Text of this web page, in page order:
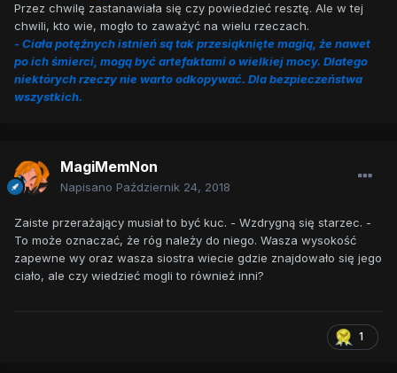
Przez chwilę zastanawiała się czy powiedzieć resztę. Ale w tej
chwili, kto wie, mogło to zaważyć na wielu rzeczach.
- Ciała potężnych istnień są tak przesiąknięte magią, że nawet
po ich śmierci, mogą być artefaktami o wielkiej mocy. Dlatego
niektórych rzeczy nie warto odkopywać. Dla bezpieczeństwa
wszystkich.
MagiMemNon
Napisano Październik 24, 2018
Zaiste przerażający musiał to być kuc. - Wzdrygną się starzec. -
To może oznaczać, że róg należy do niego. Wasza wysokość
zapewne wy oraz wasza siostra wiecie gdzie znajdowało się jego
ciało, ale czy wiedzieć mogli to również inni?
1